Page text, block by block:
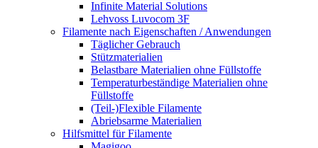
Infinite Material Solutions
Lehvoss Luvocom 3F
Filamente nach Eigenschaften / Anwendungen
Täglicher Gebrauch
Stützmaterialien
Belastbare Materialien ohne Füllstoffe
Temperaturbeständige Materialien ohne
Füllstoffe
(Teil-)Flexible Filamente
Abriebsarme Materialien
Hilfsmittel für Filamente